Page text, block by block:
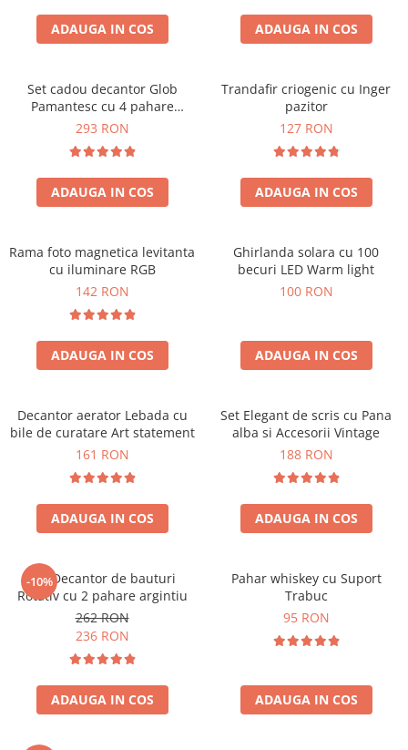
Cadouri Fete
Pentru Copilul din tine
Cadouri de Casa Noua
Cadouri Majorat
Cadouri pentru Nasi
Cadouri pentru Bunici
Cadouri pentru Prieteni
Cel ce are tot
Cadouri Nunta si Cununie civila
Cani si Termosuri
Jocuri si Puzzle
Seturi de caligrafie
Cadouri Sfantul Alexandru
Cadouri Constantin si Elena
Cadouri Sfanta Maria
Cadouri Sfintii Mihail si Gavriil
ADAUGA IN COS ADAUGA IN COS
Set cadou decantor Glob
Pamantesc cu 4 pahare
Deluxe
293 RON
ADAUGA IN COS
Trandafir criogenic cu Inger
pazitor
127 RON
ADAUGA IN COS
Rama foto magnetica levitanta
cu iluminare RGB
142 RON
ADAUGA IN COS
Ghirlanda solara cu 100
becuri LED Warm light
100 RON
ADAUGA IN COS
Decantor aerator Lebada cu
bile de curatare Art statement
161 RON
ADAUGA IN COS
Set Elegant de scris cu Pana
alba si Accesorii Vintage
188 RON
ADAUGA IN COS
-10%
Set Decantor de bauturi
Rotativ cu 2 pahare argintiu
262 RON
236 RON
ADAUGA IN COS
Pahar whiskey cu Suport
Trabuc
95 RON
ADAUGA IN COS